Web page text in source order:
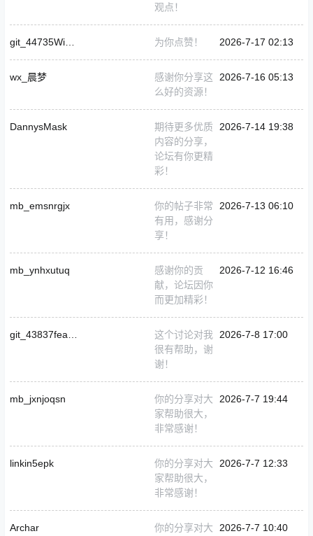
观点！
为你点赞！ 2026-7-17 02:13
wx_晨梦
感谢你分享这
么好的资源！
2026-7-16 05:13
DannysMask
期待更多优质
内容的分享，
论坛有你更精
彩！
2026-7-14 19:38
mb_emsnrgjx
你的帖子非常
有用，感谢分
享！
2026-7-13 06:10
mb_ynhxutuq
感谢你的贡
献，论坛因你
而更加精彩！
2026-7-12 16:46
这个讨论对我
很有帮助，谢
谢！
2026-7-8 17:00
mb_jxnjoqsn
你的分享对大
家帮助很大，
非常感谢！
2026-7-7 19:44
linkin5epk
你的分享对大
家帮助很大，
非常感谢！
2026-7-7 12:33
Archar
你的分享对大
2026-7-7 10:40